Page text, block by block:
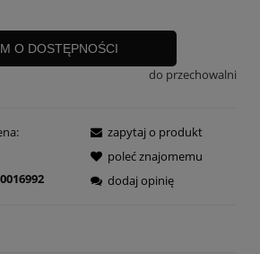
O DOSTĘPNOŚCI
do przechowalni
zapytaj o produkt
poleć znajomemu
dodaj opinię